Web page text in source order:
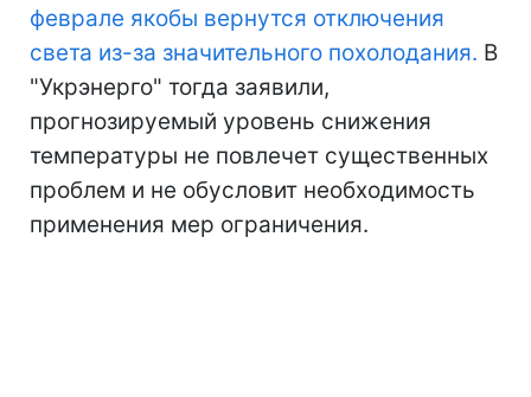
феврале якобы вернутся отключения
света из-за значительного похолодания. В
"Укрэнерго" тогда заявили,
прогнозируемый уровень снижения
температуры не повлечет существенных
проблем и не обусловит необходимость
применения мер ограничения.